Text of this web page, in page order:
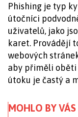
Phishing je typ
útočníci
uživatelů, jako
karet. Provádějí
webových
aby přiměli oběti
útoku je častý a
MOHLO BY